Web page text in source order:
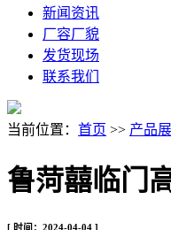
新闻资讯
厂容厂貌
发货现场
联系我们
当前位置： 首页 >> 产品
鲁菏囍临门
[ 时间：2024-04-04 ]